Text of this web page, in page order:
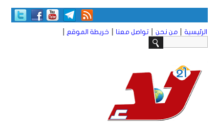
الرئيسية من نحن تواصل معنا خريطة الموقع